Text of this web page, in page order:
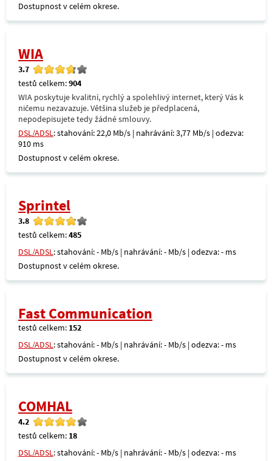
Dostupnost v celém okrese.
WIA
3.7
testů celkem:904
WIA poskytuje kvalitní, rychlý a spolehlivý internet, který Vás k
ničemu nezavazuje. Většina služeb je předplacená,
nepodepisujete tedy žádné smlouvy.
DSL/ADSL: stahování: 22,0 Mb/s | nahrávání: 3,77 Mb/s | odezva:
910 ms
Dostupnost v celém okrese.
Sprintel
3.8
testů celkem:485
DSL/ADSL: stahování: - Mb/s | nahrávání: - Mb/s | odezva: - ms
Dostupnost v celém okrese.
Fast Communication
testů celkem: 152
DSL/ADSL: stahování: - Mb/s | nahrávání: - Mb/s | odezva: - ms
Dostupnost v celém okrese.
COMHAL
4.2
testů celkem: 18
DSL/ADSL: stahování: - Mb/s | nahrávání: - Mb/s | odezva: - ms